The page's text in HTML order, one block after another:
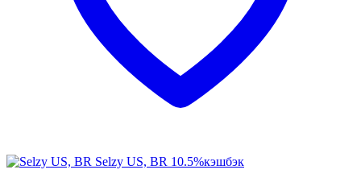
Selzy US, BR 10.5%кэшбэк